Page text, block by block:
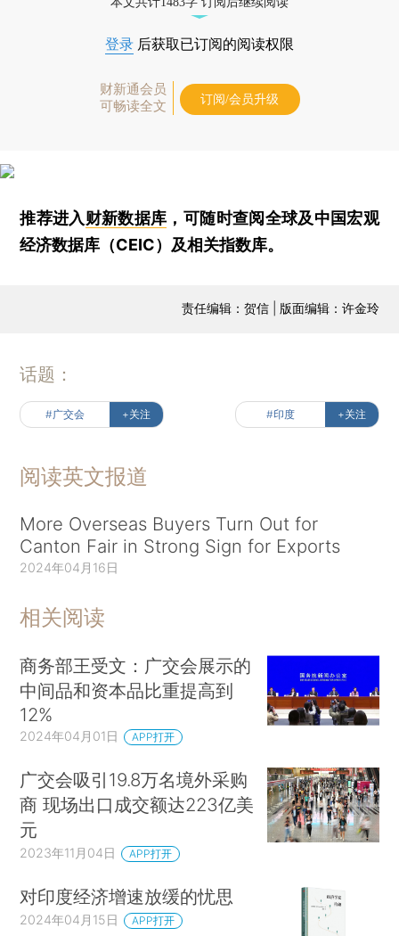
登录 后获取已订阅的阅读权限
财新通会员
可畅读全文
订阅/会员升级
推荐进入财新数据库 ，可随时查阅全球及中国宏观
经济数据库（CEIC）及相关指数库。
责任编辑：贺信 | 版面编辑：许金玲
话题：
#广交会 +关注 #印度 +关注
阅读英文报道
More Overseas Buyers Turn Out for
Canton Fair in Strong Sign for Exports
2024年04月16日
相关阅读
商务部王受文：广交会展示的
中间品和资本品比重提高到
12%
2024年04月01日 APP打开
广交会吸引19.8万名境外采购
商 现场出口成交额达223亿美
元
2023年11月04日 APP打开
对印度经济增速放缓的忧思
2024年04月15日 APP打开